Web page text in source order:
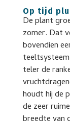
Op tijd
De plant
zomer. Dat
bovendien
teler de
houdt hij de
de zeer